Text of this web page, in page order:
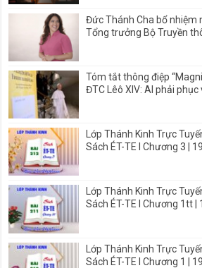
Đức Thánh Cha bổ nhiệm
Tổng trưởng Bộ Truyền
Tóm tắt thông điệp
ĐTC Lêô XIV: AI phải phục
Lớp Thánh Kinh Trực
Sách ÉT-TE I Chương 3 |
Lớp Thánh Kinh Trực
Sách ÉT-TE I Chương 1tt
Lớp Thánh Kinh Trực
Sách ÉT-TE I Chương 1 |